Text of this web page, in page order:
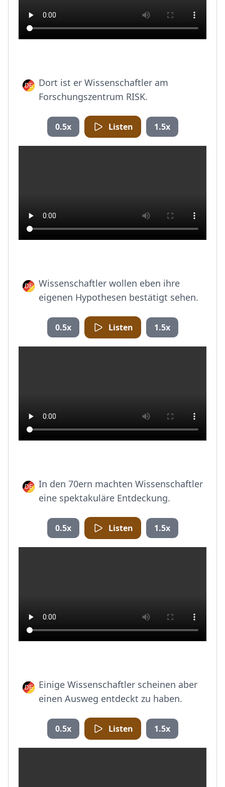
Dort ist er Wissenschaftler am
Forschungszentrum RISK.
0.5x Listen 1.5x
Wissenschaftler wollen eben ihre
eigenen Hypothesen bestätigt sehen.
0.5x Listen 1.5x
In den 70ern machten Wissenschaftler
eine spektakuläre Entdeckung.
0.5x Listen 1.5x
Einige Wissenschaftler scheinen aber
einen Ausweg entdeckt zu haben.
0.5x Listen 1.5x